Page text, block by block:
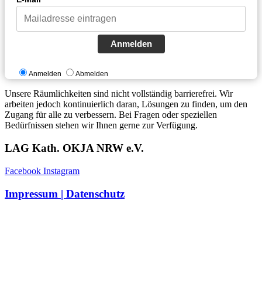
Anmelden
Anmelden Abmelden
Unsere Räumlichkeiten sind nicht vollständig barrierefrei. Wir
arbeiten jedoch kontinuierlich daran, Lösungen zu finden, um den
Zugang für alle zu verbessern. Bei Fragen oder speziellen
Bedürfnissen stehen wir Ihnen gerne zur Verfügung.
LAG Kath. OKJA NRW e.V.
Facebook Instagram
Impressum | Datenschutz